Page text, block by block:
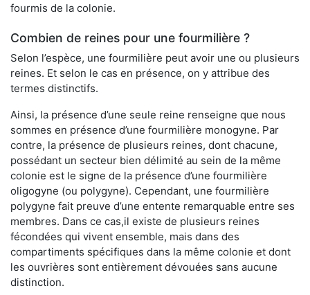
fourmis de la colonie.
Combien de reines pour une fourmilière ?
Selon l’espèce, une fourmilière peut avoir une ou plusieurs
reines. Et selon le cas en présence, on y attribue des
termes distinctifs.
Ainsi, la présence d’une seule reine renseigne que nous
sommes en présence d’une fourmilière monogyne. Par
contre, la présence de plusieurs reines, dont chacune,
possédant un secteur bien délimité au sein de la même
colonie est le signe de la présence d’une fourmilière
oligogyne (ou polygyne). Cependant, une fourmilière
polygyne fait preuve d’une entente remarquable entre ses
membres. Dans ce cas,il existe de plusieurs reines
fécondées qui vivent ensemble, mais dans des
compartiments spécifiques dans la même colonie et dont
les ouvrières sont entièrement dévouées sans aucune
distinction.